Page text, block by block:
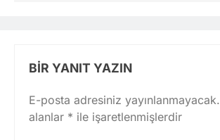
BIR YANIT YAZIN
E-posta adresiniz yayınlanmayacak.
alanlar * ile işaretlenmişlerdir